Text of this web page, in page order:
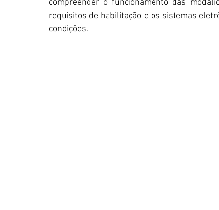
compreender o funcionamento das
requisitos de habilitação e os sistemas
condições.